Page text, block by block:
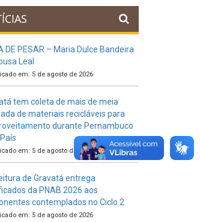
DE PESAR – Maria Dulce Bandeira
Leal
em: 5 de agosto de 2026
tem coleta de mais de meia
de materiais recicláveis para
durante Pernambuco
em: 5 de agosto de 2026
de Gravatá entrega
da PNAB 2026 aos
contemplados no Ciclo 2
em: 5 de agosto de 2026